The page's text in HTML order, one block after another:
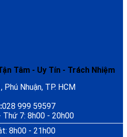
Tâm - Uy Tín - Trách Nhiệm
Phú Nhuận, TP. HCM
028 999 59597
Thứ 7: 8h00 - 20h00
8h00 - 21h00